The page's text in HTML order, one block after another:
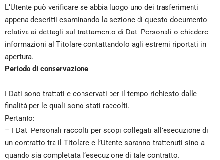
L’Utente può verificare se abbia luogo uno dei trasferimenti
appena descritti esaminando la sezione di questo documento
relativa ai dettagli sul trattamento di Dati Personali o chiedere
informazioni al Titolare contattandolo agli estremi riportati in
apertura.
Periodo di conservazione
I Dati sono trattati e conservati per il tempo richiesto dalle
finalità per le quali sono stati raccolti.
Pertanto:
– I Dati Personali raccolti per scopi collegati all’esecuzione di
un contratto tra il Titolare e l’Utente saranno trattenuti sino a
quando sia completata l’esecuzione di tale contratto.